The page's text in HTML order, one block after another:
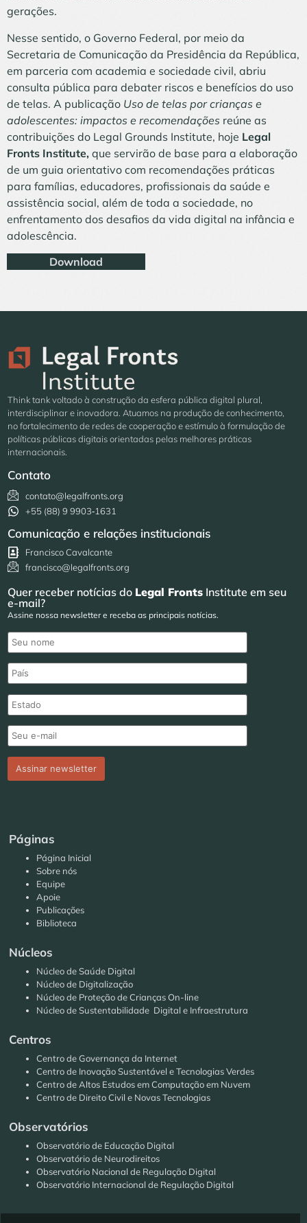
gerações.
Nesse sentido, o Governo Federal, por meio da
Secretaria de Comunicação da Presidência da República,
em parceria com academia e sociedade civil, abriu
consulta pública para debater riscos e benefícios do uso
de telas. A publicação Uso de telas por crianças e
adolescentes: impactos e recomendações reúne as
contribuições do Legal Grounds Institute, hoje Legal
Fronts Institute, que servirão de base para a elaboração
de um guia orientativo com recomendações práticas
para famílias, educadores, profissionais da saúde e
assistência social, além de toda a sociedade, no
enfrentamento dos desafios da vida digital na infância e
adolescência.
Download
Think tank voltado à construção da esfera pública digital plural,
interdisciplinar e inovadora. Atuamos na produção de conhecimento,
no fortalecimento de redes de cooperação e estímulo à formulação de
políticas públicas digitais orientadas pelas melhores práticas
internacionais.
Contato
contato@legalfronts.org
+55 (88) 9 9903‑1631
Comunicação e relações institucionais
Francisco Cavalcante
francisco@legalfronts.org
Quer receber notícias do Legal Fronts Institute em seu
e-mail?
Assine nossa newsletter e receba as principais notícias.
Páginas
Página Inicial
Sobre nós
Equipe
Apoie
Publicações
Biblioteca
Núcleos
Núcleo de Saúde Digital
Núcleo de Digitalização
Núcleo de Proteção de Crianças On-line
Núcleo de Sustentabilidade Digital e Infraestrutura
Centros
Centro de Governança da Internet
Centro de Inovação Sustentável e Tecnologias Verdes
Centro de Altos Estudos em Computação em Nuvem
Centro de Direito Civil e Novas Tecnologias
Observatórios
Observatório de Educação Digital
Observatório de Neurodireitos
Observatório Nacional de Regulação Digital
Observatório Internacional de Regulação Digital